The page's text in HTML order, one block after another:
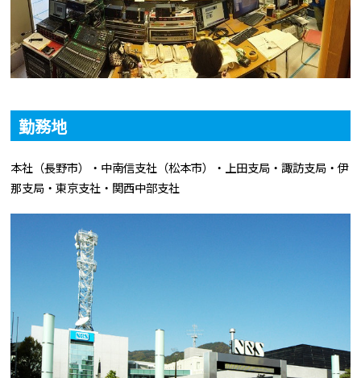
勤務地
本社（長野市）・中南信支社（松本市）・上田支局・諏訪支局・伊
那支局・東京支社・関西中部支社